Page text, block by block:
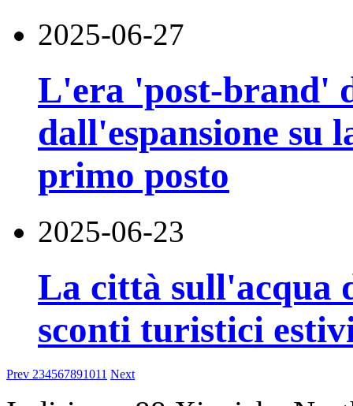
2025-06-27
L'era 'post-brand'
dall'espansione su
primo posto
2025-06-23
La città sull'acqua
sconti turistici
Prev 234567891011 Next